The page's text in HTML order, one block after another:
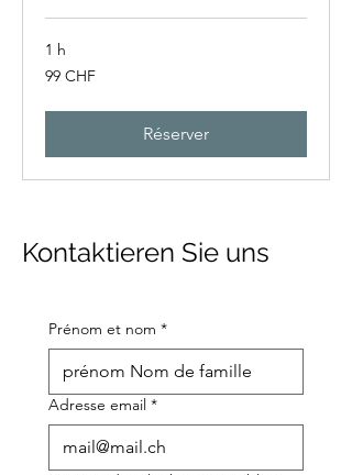
1 h
99
francs
99 CHF
Réserver
Kontaktieren Sie uns
Prénom et nom *
Adresse email *